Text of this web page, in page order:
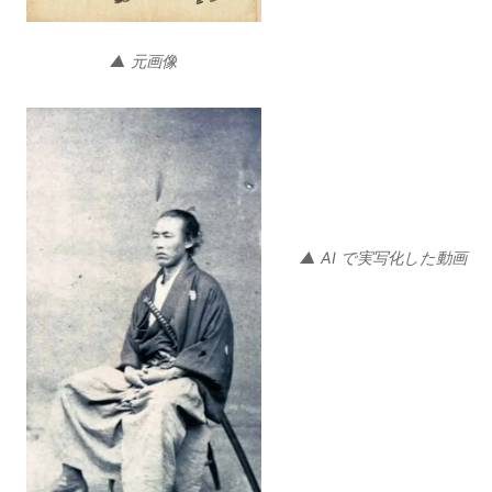
▲ 元画像
▲ AI で実写化した動画